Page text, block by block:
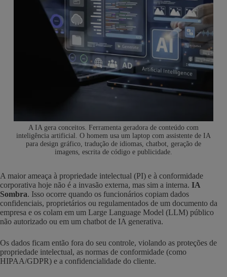
A IA gera conceitos. Ferramenta geradora de conteúdo com
inteligência artificial. O homem usa um laptop com assistente de IA
para design gráfico, tradução de idiomas, chatbot, geração de
imagens, escrita de código e publicidade.
A maior ameaça à propriedade intelectual (PI) e à conformidade
corporativa hoje não é a invasão externa, mas sim a interna. IA
Sombra. Isso ocorre quando os funcionários copiam dados
confidenciais, proprietários ou regulamentados de um documento da
empresa e os colam em um Large Language Model (LLM) público
não autorizado ou em um chatbot de IA generativa.
Os dados ficam então fora do seu controle, violando as proteções de
propriedade intelectual, as normas de conformidade (como
HIPAA/GDPR) e a confidencialidade do cliente.